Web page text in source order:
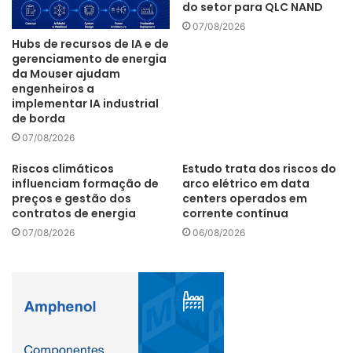
20% dos entrevistados atribuíram notas altas para a
dificuldade de contratação (notas 9 e 10).
Para solucionar esse problema, a maioria dos empresários
ouvidos (71,8%), afirmou contratar pessoas inexperientes e
confirma o papel fundamental dos pequenos negócios
como porta de entrada de quem busca a primeira
oportunidade no mercado de trabalho”, destaca o
presidente do Sebrae.
Hubs de recursos de IA e de
gerenciamento de energia
da Mouser ajudam
engenheiros a
implementar IA industrial
de borda
07/08/2026
do setor para QLC NAND
07/08/2026
Riscos climáticos
influenciam formação de
preços e gestão dos
contratos de energia
07/08/2026
Estudo trata dos riscos do
arco elétrico em data
centers operados em
corrente contínua
06/08/2026